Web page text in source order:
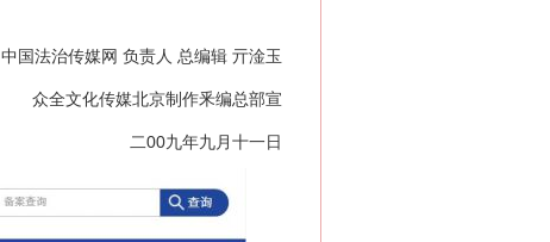
中国法治传媒网 负责人 总编辑 亓淦玉
众全文化传媒北京制作釆编总部宣
二00九年九月十一日